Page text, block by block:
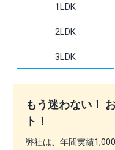
1LDK
2LDK
3LDK
もう迷わない！
ト！
弊社は、年間実績